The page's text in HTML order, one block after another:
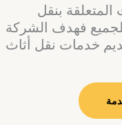
المتعلقة بنقل
فهدف الشركة
خدمات نقل أثاث